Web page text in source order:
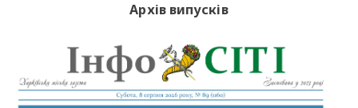
Архів випусків